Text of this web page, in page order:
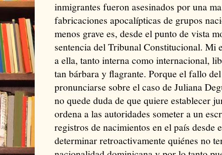
inmigrantes fueron asesinados por una
fabricaciones apocalípticas de grupos
menos grave es, desde el punto de vista
sentencia del Tribunal Constitucional. Mi
a ella, tanto interna como internacional,
tan bárbara y flagrante. Porque el fallo
pronunciarse sobre el caso de Juliana
no quede duda de que quiere establecer
ordena a las autoridades someter a un
registros de nacimientos en el país desde
determinar retroactivamente quiénes no